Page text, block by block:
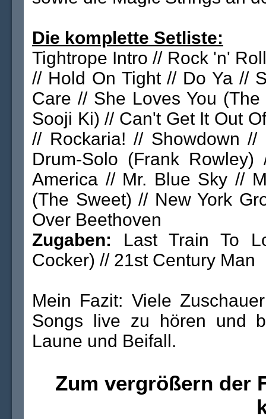
Die komplette Setliste:
Tightrope Intro // Rock 'n'
// Hold On Tight // Do Ya //
Care // She Loves You
Sooji Ki) // Can't Get It Out
// Rockaria! // Showdown
Drum-Solo (Frank
America // Mr. Blue Sky //
(The Sweet) // New York
Over Beethoven
Zugaben: Last Train To
Cocker) // 21st Century Man
Mein Fazit: Viele
Songs live zu hören und
Laune und Beifall.
Zum vergrößern der